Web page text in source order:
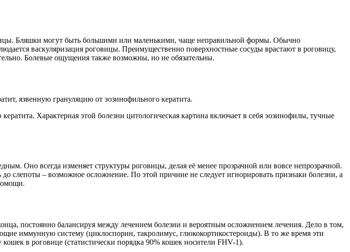
Бляшки могут быть большими или маленькими, чаще неправильной формы. Обычно
васкуляризация роговицы. Преимущественно поверхностные сосуды врастают в роговицу,
Болевые ощущения также возможны, но не обязательны.
язвенную грануляцию от эозинофильного кератита.
Характерная этой болезни цитологическая картина включает в себя эозинофилы, тучные
Оно всегда изменяет структуры роговицы, делая её менее прозрачной или вовсе непрозрачной.
слепоты – возможное осложнение. По этой причине не следует игнорировать признаки болезни, а
постоянно балансируя между лечением болезни и вероятным осложнением лечения. Дело в том,
иммунную систему (циклоспорин, такролимус, глюкокортикостероиды). В то же время эти
в роговице (статистически порядка 90% кошек носители FHV-1).